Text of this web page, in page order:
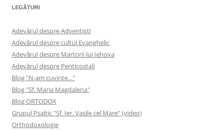
LEGĂTURI
Adevărul despre Adventişti
Adevărul despre cultul Evanghelic
Adevărul despre Martorii lui Iehova
Adevărul despre Penticostali
Blog "N-am cuvinte…"
Blog "Sf. Maria Magdalena"
Blog ORTODOX
Grupul Psaltic "Sf. Ier. Vasile cel Mare" (video)
Orthodoxologie